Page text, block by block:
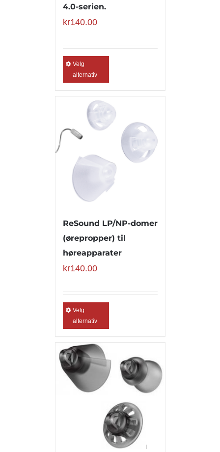
4.0-serien.
kr140.00
Velg
alternativ
ReSound LP/NP-domer
(ørepropper) til
høreapparater
kr140.00
Velg
alternativ